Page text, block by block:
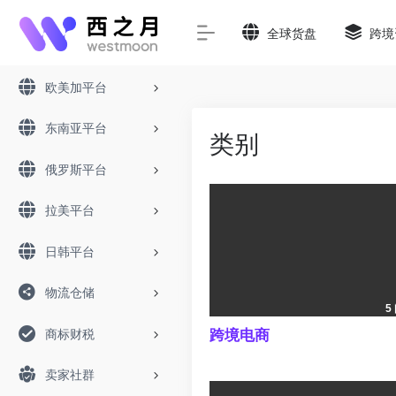
欧美加平台
东南亚平台
俄罗斯平台
拉美平台
日韩平台
物流仓储
商标财税
卖家社群
全球货盘 跨
类别
5
跨境电商